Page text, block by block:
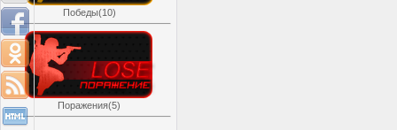
Победы(10)
Поражения(5)